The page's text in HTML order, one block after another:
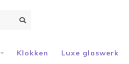
Klokken Luxe glaswerk